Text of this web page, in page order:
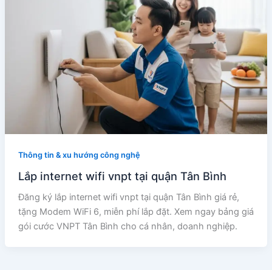
Thông tin & xu hướng công nghệ
Lắp internet wifi vnpt tại quận Tân Bình
Đăng ký lắp internet wifi vnpt tại quận Tân Bình giá rẻ,
tặng Modem WiFi 6, miễn phí lắp đặt. Xem ngay bảng giá
gói cước VNPT Tân Bình cho cá nhân, doanh nghiệp.